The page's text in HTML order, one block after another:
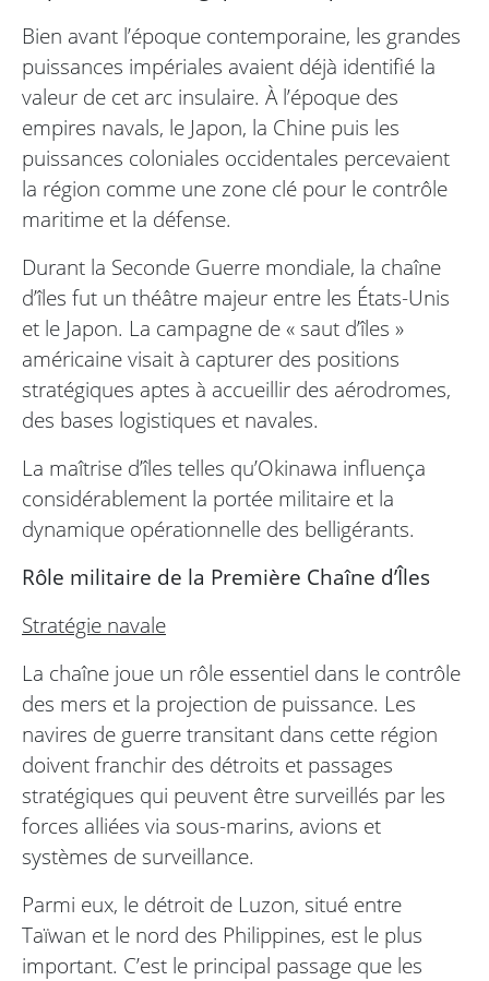
Bien avant l’époque contemporaine, les grandes
puissances impériales avaient déjà identifié la
valeur de cet arc insulaire. À l’époque des
empires navals, le Japon, la Chine puis les
puissances coloniales occidentales percevaient
la région comme une zone clé pour le contrôle
maritime et la défense.
Durant la Seconde Guerre mondiale, la chaîne
d’îles fut un théâtre majeur entre les États-Unis
et le Japon. La campagne de « saut d’îles »
américaine visait à capturer des positions
stratégiques aptes à accueillir des aérodromes,
des bases logistiques et navales.
La maîtrise d’îles telles qu’Okinawa influença
considérablement la portée militaire et la
dynamique opérationnelle des belligérants.
Rôle militaire de la Première Chaîne d’Îles
Stratégie navale
La chaîne joue un rôle essentiel dans le contrôle
des mers et la projection de puissance. Les
navires de guerre transitant dans cette région
doivent franchir des détroits et passages
stratégiques qui peuvent être surveillés par les
forces alliées via sous-marins, avions et
systèmes de surveillance.
Parmi eux, le détroit de Luzon, situé entre
Taïwan et le nord des Philippines, est le plus
important. C’est le principal passage que les